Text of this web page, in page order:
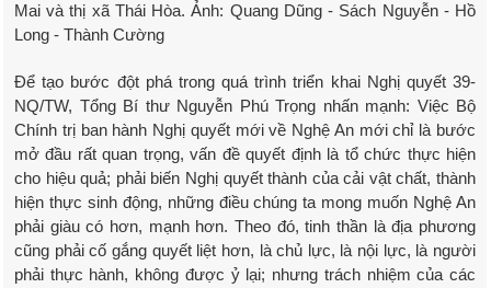
Mai và thị xã Thái Hòa. Ảnh: Quang Dũng - Sách Nguyễn - Hồ
Long - Thành Cường
Để tạo bước đột phá trong quá trình triển khai Nghị quyết 39-
NQ/TW, Tổng Bí thư Nguyễn Phú Trọng nhấn mạnh: Việc Bộ
Chính trị ban hành Nghị quyết mới về Nghệ An mới chỉ là bước
mở đầu rất quan trọng, vấn đề quyết định là tổ chức thực hiện
cho hiệu quả; phải biến Nghị quyết thành của cải vật chất, thành
hiện thực sinh động, những điều chúng ta mong muốn Nghệ An
phải giàu có hơn, mạnh hơn. Theo đó, tinh thần là địa phương
cũng phải cố gắng quyết liệt hơn, là chủ lực, là nội lực, là người
phải thực hành, không được ỷ lại; nhưng trách nhiệm của các